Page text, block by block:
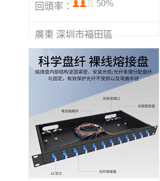
回頭率：
50%
廣東 深圳市福田區